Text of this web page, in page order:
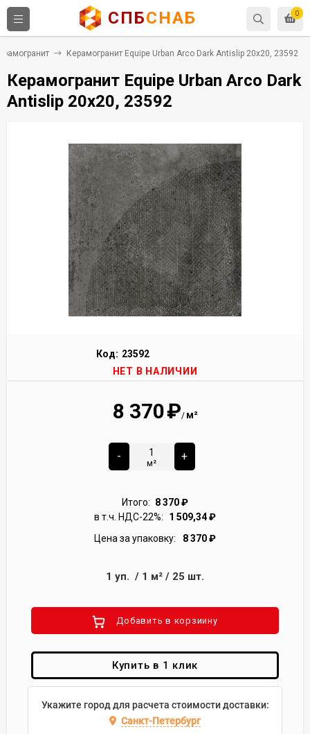
0
СПБСНАБ
Керамогранит Equipe Urban Arco Dark Antislip 20x20, 23592
Керамогранит Equipe Urban Arco Dark
Antislip 20x20, 23592
Код: 23592
НЕТ В НАЛИЧИИ
8 370₽/ м²
-
м²
+
Итого: 8 370₽
в т.ч. НДС-22%:
1 509,34₽
Цена за упаковку:
8 370₽
1 уп. / 1 м² / 25 шт.
Добавить в корзиину
Купить в 1 клик
Укажите город для расчета стоимости доставки:
Санкт-Петербург